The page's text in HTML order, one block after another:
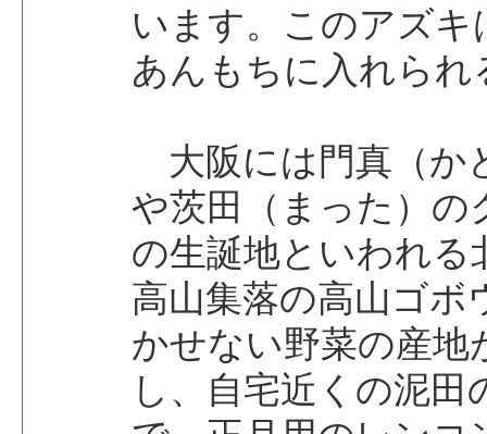
います。このアズ
あんもちに入れられ
大阪には門真（か
や茨田（まった）の
の生誕地といわれる
高山集落の高山ゴボ
かせない野菜の産地
し、自宅近くの泥田